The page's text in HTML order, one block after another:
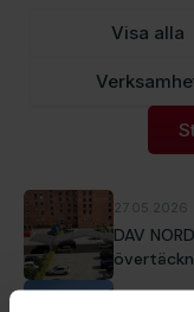
Visa alla
27.05.2026
DAV